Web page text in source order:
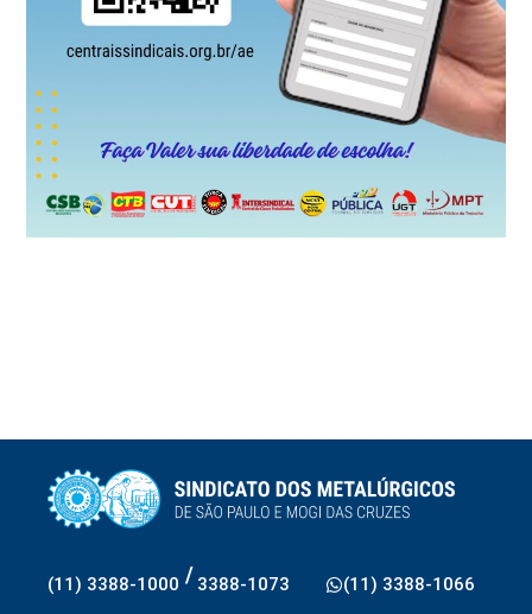
(11) 3388-1000 / 3388-1073 (11) 3388-1066